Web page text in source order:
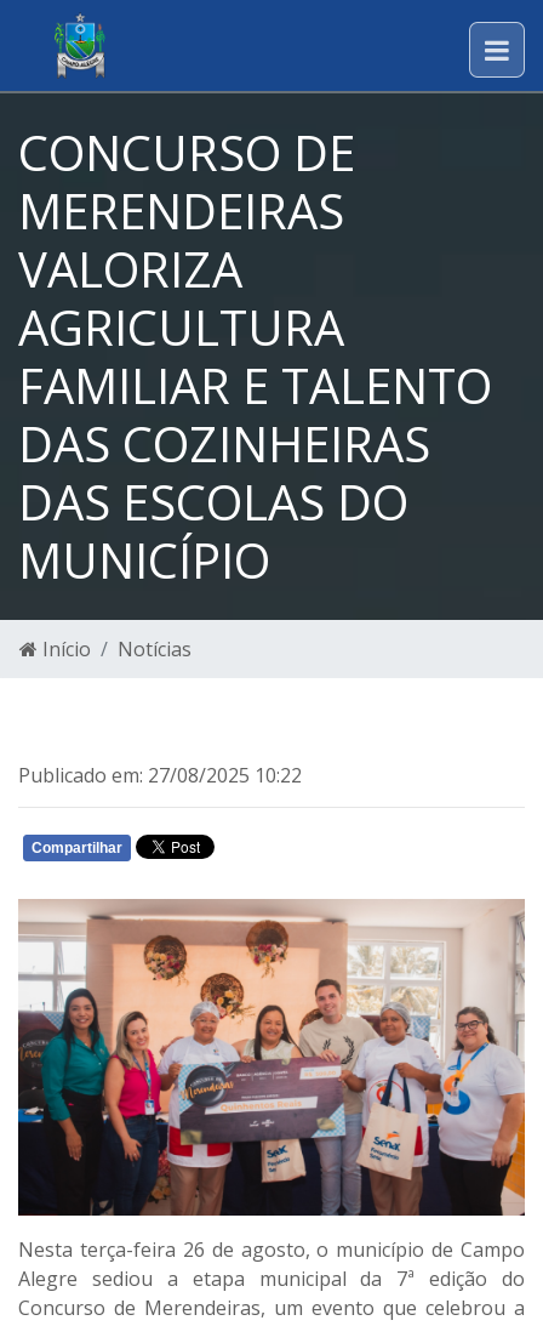
CONCURSO DE
MERENDEIRAS
VALORIZA
AGRICULTURA
FAMILIAR E TALENTO
DAS COZINHEIRAS
DAS ESCOLAS DO
MUNICÍPIO
Início Notícias
Publicado em: 27/08/2025 10:22
Compartilhar
Nesta terça-feira 26 de agosto, o município de Campo
Alegre sediou a etapa municipal da 7ª edição do
Concurso de Merendeiras, um evento que celebrou a